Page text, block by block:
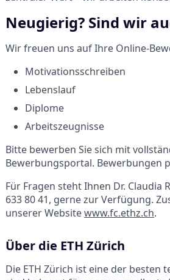
Neugierig? Sind wir
Wir freuen uns auf Ihre Online-
Motivationsschreiben
Lebenslauf
Diplome
Arbeitszeugnisse
Bitte bewerben Sie sich mit
Bewerbungsportal. Bewerbungen
Für Fragen steht Ihnen Dr. Claudia
633 80 41, gerne zur Verfügung.
unserer Websitewww.fc.ethz.ch.
Über die ETH Zürich
Die ETH Zürich ist eine der